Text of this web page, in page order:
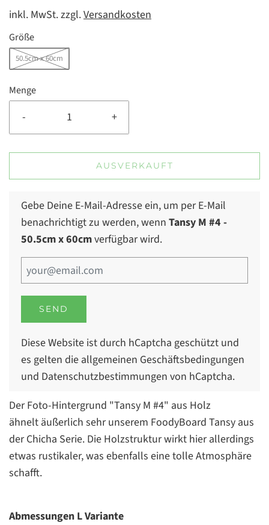
inkl. MwSt. zzgl.Versandkosten
Größe
50.5cm x 60cm
Menge
- +
AUSVERKAUFT
Gebe Deine E-Mail-Adresse ein, um per E-Mail
benachrichtigt zu werden, wenn Tansy M #4 -
50.5cm x 60cmverfügbar wird.
Diese Website ist durch hCaptcha geschützt und
es gelten die allgemeinen Geschäftsbedingungen
und Datenschutzbestimmungen von hCaptcha.
Der Foto-Hintergrund "Tansy M #4" aus Holz
ähnelt äußerlich sehr unserem FoodyBoard Tansy aus
der Chicha Serie. Die Holzstruktur wirkt hier allerdings
etwas rustikaler, was ebenfalls eine tolle Atmosphäre
schafft.
Abmessungen L Variante